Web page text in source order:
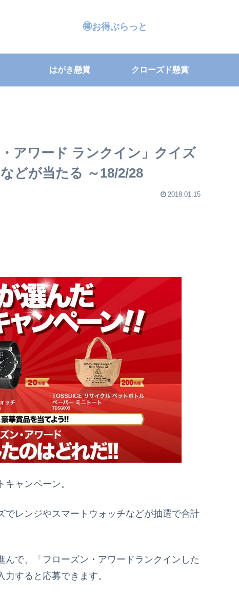
🉐お得ぷらっと
はがき懸賞 クローズド懸賞
アワード ランクイン」クイズ
どが当たる ～18/2/28
2018.01.15
ャンペーン。
レンジやスマートウォッチなどが抽選で合計
で、「フローズン・アワードランクインした
すると応募できます。